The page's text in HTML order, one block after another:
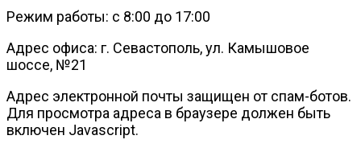
Режим работы: с 8:00 до 17:00
Адрес офиса: г. Севастополь, ул. Камышовое
шоссе, №21
Адрес электронной почты защищен от спам-ботов.
Для просмотра адреса в браузере должен быть
включен Javascript.